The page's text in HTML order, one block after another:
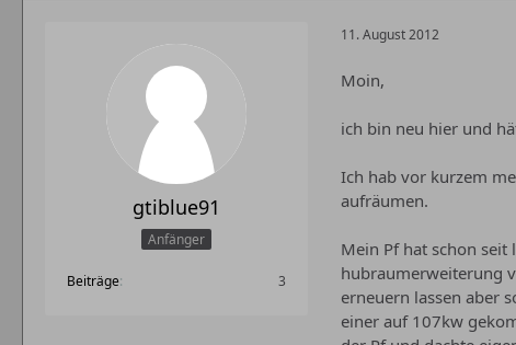
gtiblue91
Anfänger
Beiträge 3
11. August 2012
Moin,
ich bin neu hier und
Ich hab vor kurzem
aufräumen.
Mein Pf hat schon
hubraumerweiterung
erneuern lassen aber
einer auf 107kw